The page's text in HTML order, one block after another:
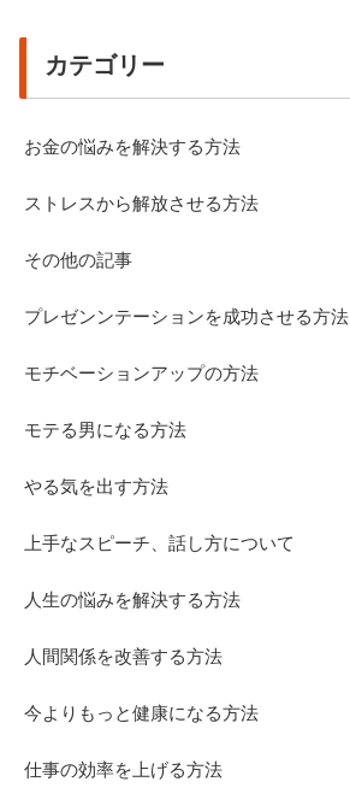
カテゴリー
お金の悩みを解決する方法
ストレスから解放させる方法
その他の記事
プレゼンンテーションを成功させる方法
モチベーションアップの方法
モテる男になる方法
やる気を出す方法
上手なスピーチ、話し方について
人生の悩みを解決する方法
人間関係を改善する方法
今よりもっと健康になる方法
仕事の効率を上げる方法